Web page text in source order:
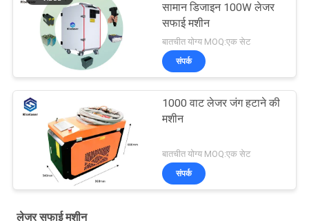
सामान डिजाइन 100W लेजर
सफाई मशीन
बातचीत योग्य MOQ:एक सेट
संपर्क
1000 वाट लेजर जंग हटाने की
मशीन
बातचीत योग्य MOQ:एक सेट
संपर्क
लेजर सफाई मशीन